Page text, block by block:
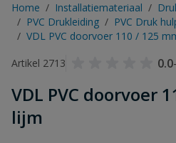
Home / Installatiemateriaal /
/ PVC Drukleiding / PVC Druk
/ VDL PVC doorvoer 110 / 125
Artikel 2713
0.0-
VDL PVC doorvoer
lijm